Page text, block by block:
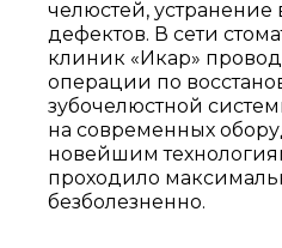
челюстей,
дефектов. В сети
клиник «Икар»
операции по
зубочелюстной
на современных
новейшим
проходило
безболезненно.